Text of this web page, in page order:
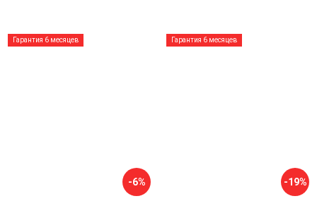
-6%
Гарантия 6 месяцев
-19%
Гарантия 6 месяцев